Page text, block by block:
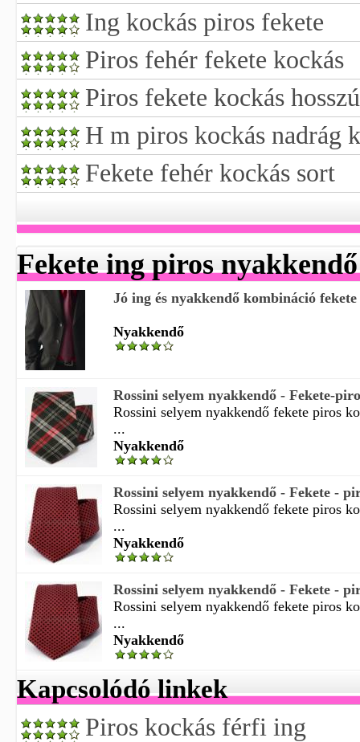
Ing kockás piros fekete
Piros fehér fekete kockás
Piros fekete kockás
H m piros kockás nadrág
Fekete fehér kockás sort
Fekete ing piros nyakkendő
Jó ing és nyakkendő kombináció
Nyakkendő
Rossini selyem nyakkendő - Fekete-
Rossini selyem nyakkendő fekete piros
...
Nyakkendő
Rossini selyem nyakkendő - Fekete -
Rossini selyem nyakkendő fekete piros
...
Nyakkendő
Rossini selyem nyakkendő - Fekete -
Rossini selyem nyakkendő fekete piros
...
Nyakkendő
Kapcsolódó linkek
Piros kockás férfi ing